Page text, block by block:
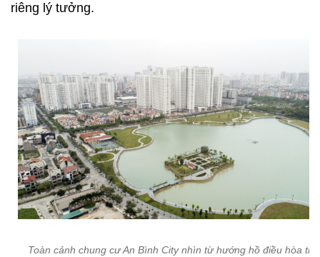
riêng lý tưởng.
Toàn cảnh chung cư An Bình City nhìn từ hướng hồ điều hòa